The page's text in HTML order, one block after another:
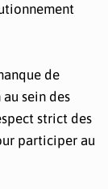
de
sein des
strict des
participer au